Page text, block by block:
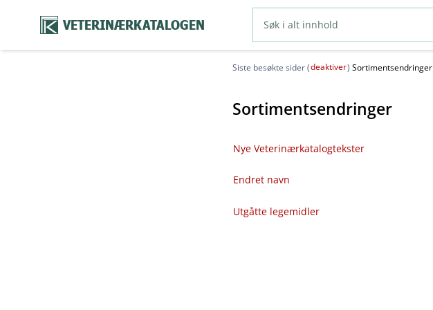
VETERINÆRKATALOGEN
Siste besøkte sider (deaktiver) Sortimentsendringer
Sortimentsendringer
Nye Veterinærkatalogtekster
Endret navn
Utgåtte legemidler